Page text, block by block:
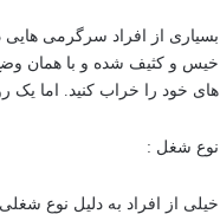
بسیاری از افراد سرگرمی
خیس و کثیف شده و با همان
های خود را خراب کنید. اما
نوع شغل :
خیلی از افراد به دلیل نوع